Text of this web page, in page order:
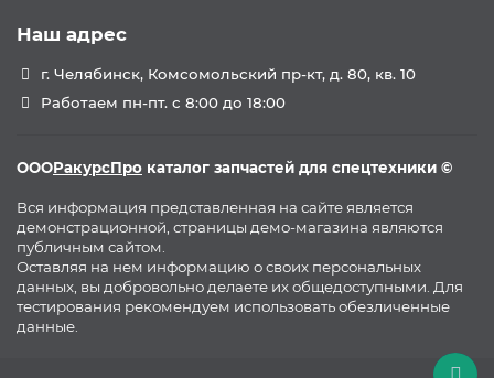
Наш адрес
г. Челябинск, Комсомольский пр-кт, д. 80, кв. 10
Работаем пн-пт. с 8:00 до 18:00
ОООРакурсПро каталог запчастей для спецтехники ©
Вся информация представленная на сайте является
демонстрационной, страницы демо-магазина являются
публичным сайтом.
Оставляя на нем информацию о своих персональных
данных, вы добровольно делаете их общедоступными. Для
тестирования рекомендуем использовать обезличенные
данные.